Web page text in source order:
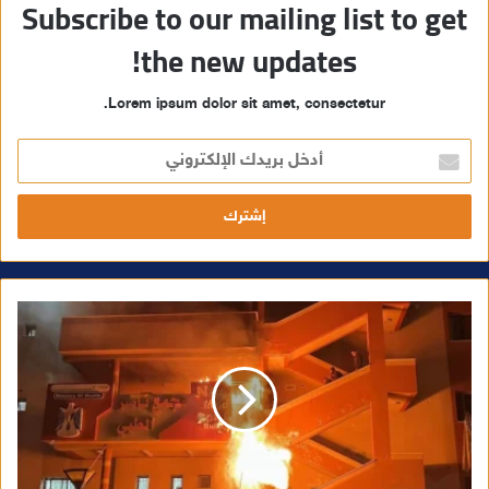
Subscribe to our mailing list to get
the new updates!
Lorem ipsum dolor sit amet, consectetur.
خ
ل
ر
ا
إ
ت
ر
و
ن
ي